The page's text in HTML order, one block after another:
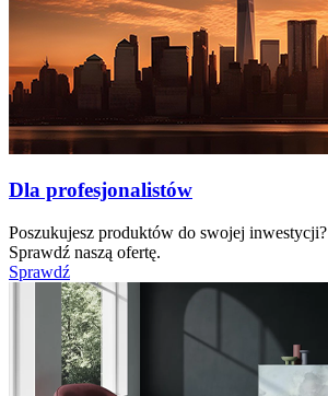
Dla profesjonalistów
Poszukujesz produktów do swojej inwestycji?
Sprawdź naszą ofertę.
Sprawdź